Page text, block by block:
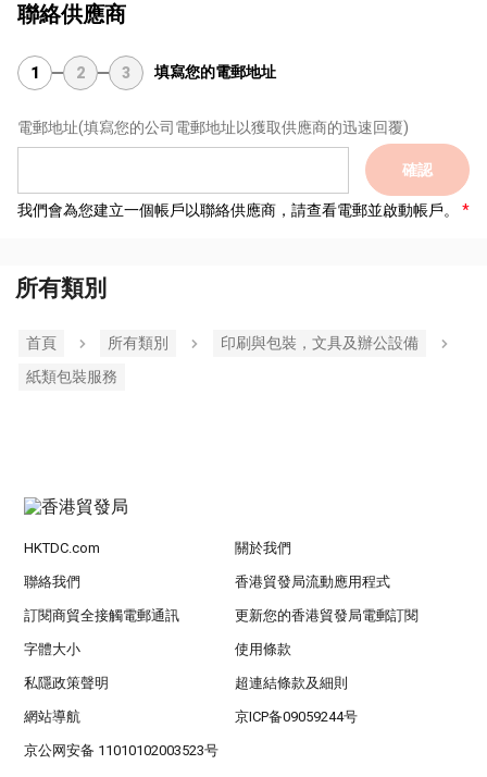
聯絡供應商
1 2 3 填寫您的電郵地址
電郵地址(填寫您的公司電郵地址以獲取供應商的迅速回覆)
確認
我們會為您建立一個帳戶以聯絡供應商，請查看電郵並啟動帳戶。
所有類別
首頁 所有類別
印刷與包裝，文具及辦公設備
紙類包裝服務
HKTDC.com 關於我們
聯絡我們 香港貿發局流動應用程式
訂閱商貿全接觸電郵通訊 更新您的香港貿發局電郵訂閱
字體大小 使用條款
私隱政策聲明 超連結條款及細則
網站導航 京ICP备09059244号
京公网安备 11010102003523号